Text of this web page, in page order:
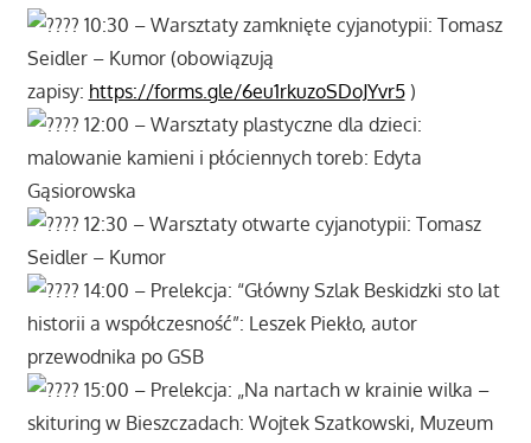
10:30 – Warsztaty zamknięte cyjanotypii: Tomasz
Seidler – Kumor (obowiązują
zapisy: https://forms.gle/6eu1rkuzoSDoJYvr5)
12:00 – Warsztaty plastyczne dla dzieci:
malowanie kamieni i płóciennych toreb: Edyta
Gąsiorowska
12:30 – Warsztaty otwarte cyjanotypii: Tomasz
Seidler – Kumor
14:00 – Prelekcja: “Główny Szlak Beskidzki sto lat
historii a współczesność”: Leszek Piekło, autor
przewodnika po GSB
15:00 – Prelekcja: „Na nartach w krainie wilka –
skituring w Bieszczadach: Wojtek Szatkowski, Muzeum